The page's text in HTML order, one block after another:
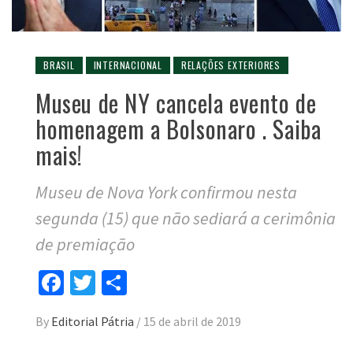
BRASIL INTERNACIONAL RELAÇÕES EXTERIORES
Museu de NY cancela evento de
homenagem a Bolsonaro . Saiba
mais!
Museu de Nova York confirmou nesta
segunda (15) que não sediará a cerimônia
de premiação
Facebook
Twitter
By Editorial Pátria / 15 de abril de 2019